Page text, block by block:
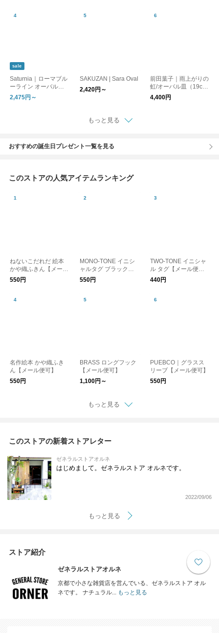
sale
Saturnia｜ローマブル
ーライン オーバルプ
レート
2,475円～
SAKUZAN | Sara Oval
2,420円～
前田葉子｜雨上がりの
虹/オーバル皿（19c
m）
4,400円
もっと見る
おすすめの誕生日プレゼント一覧を見る
このストアの人気アイテムランキング
ねないこだれだ 絵本
かや織ふきん【メール
便可】
550円
MONO-TONE イニシ
ャルタグ ブラック
【メール便可】
550円
TWO-TONE イニシャ
ル タグ【メール便
可】
440円
名作絵本 かや織ふき
ん【メール便可】
550円
BRASS ロングフック
【メール便可】
1,100円～
PUEBCO｜グラスス
リーブ【メール便可】
550円
もっと見る
このストアの新着ストアレター
ゼネラルストアオルネ
はじめまして。ゼネラルストア オルネです。
2022/09/06
もっと見る
ストア紹介
ゼネラルストアオルネ
京都で小さな雑貨店を営んでいる、ゼネラルストア オル
ネです。 ナチュラル...もっと見る